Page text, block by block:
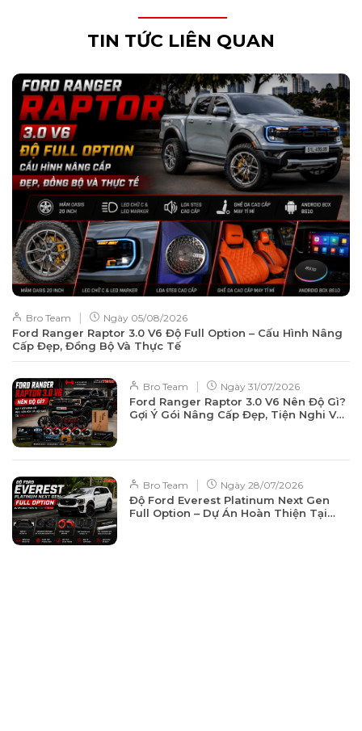
TIN TỨC LIÊN QUAN
Bro Team | Ngày 05/08/2026
Ford Ranger Raptor 3.0 V6 Độ Full Option – Cấu Hình Nâng
Cấp Đẹp, Đồng Bộ Và Thực Tế
Bro Team | Ngày 31/07/2026
Ford Ranger Raptor 3.0 V6 Nên Độ Gì?
Gợi Ý Gói Nâng Cấp Đẹp, Tiện Nghi Và
Bro Team | Ngày 28/07/2026
Độ Ford Everest Platinum Next Gen
Full Option – Dự Án Hoàn Thiện Tại